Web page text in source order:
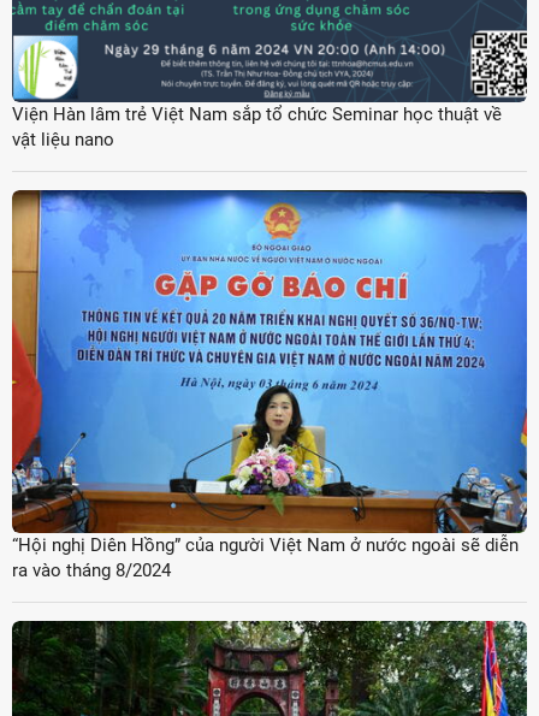
Viện Hàn lâm trẻ Việt Nam sắp tổ chức Seminar học thuật về
vật liệu nano
“Hội nghị Diên Hồng” của người Việt Nam ở nước ngoài sẽ diễn
ra vào tháng 8/2024